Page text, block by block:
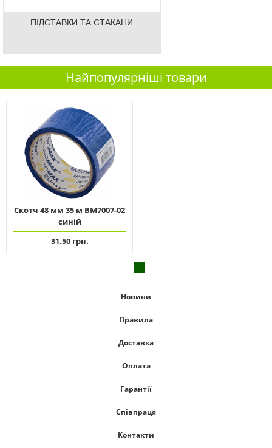
ПІДСТАВКИ ТА СТАКАНИ
Найпопулярніші товари
Скотч 48 мм 35 м ВМ7007-02
синій
31.50 грн.
Новини
Правила
Доставка
Оплата
Гарантії
Співпраця
Контакти